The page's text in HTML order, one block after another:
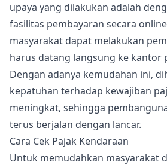
upaya yang dilakukan adalah
fasilitas pembayaran secara
masyarakat dapat melakukan
harus datang langsung ke kantor
Dengan adanya kemudahan ini,
kepatuhan terhadap kewajiban
meningkat, sehingga
terus berjalan dengan lancar.
Cara Cek Pajak Kendaraan
Untuk memudahkan masyarakat